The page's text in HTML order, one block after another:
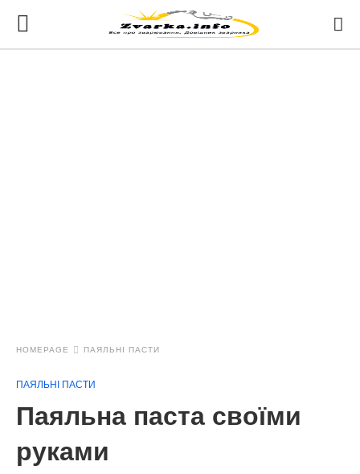
HOMEPAGE ПАЯЛЬНІ ПАСТИ
ПАЯЛЬНІ ПАСТИ
Паяльна паста своїми
руками